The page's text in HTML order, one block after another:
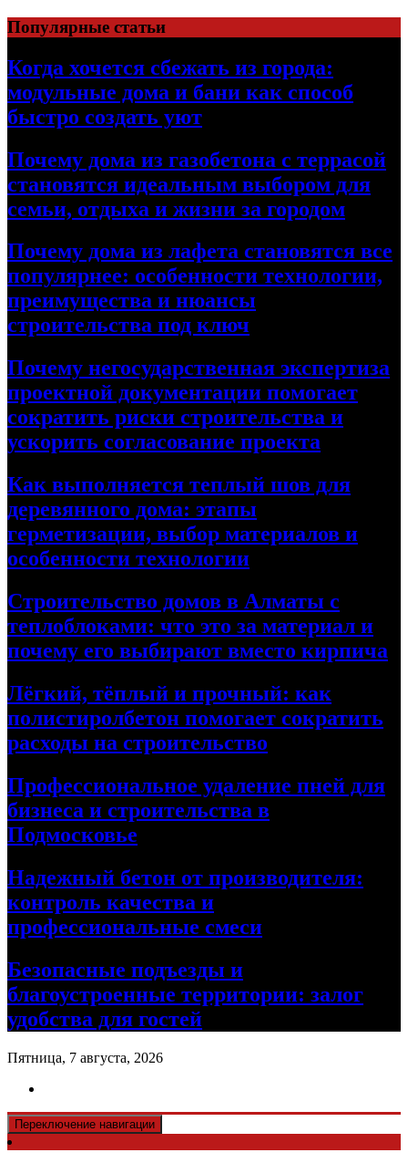
Перейти
к
содержимому
Популярные статьи
Когда хочется сбежать из города:
модульные дома и бани как способ
быстро создать уют
Почему дома из газобетона с террасой
становятся идеальным выбором для
семьи, отдыха и жизни за городом
Почему дома из лафета становятся все
популярнее: особенности технологии,
преимущества и нюансы
строительства под ключ
Почему негосударственная экспертиза
проектной документации помогает
сократить риски строительства и
ускорить согласование проекта
Как выполняется теплый шов для
деревянного дома: этапы
герметизации, выбор материалов и
особенности технологии
Строительство домов в Алматы с
теплоблоками: что это за материал и
почему его выбирают вместо кирпича
Лёгкий, тёплый и прочный: как
полистиролбетон помогает сократить
расходы на строительство
Профессиональное удаление пней для
бизнеса и строительства в
Подмосковье
Надежный бетон от производителя:
контроль качества и
профессиональные смеси
Безопасные подъезды и
благоустроенные территории: залог
удобства для гостей
Пятница, 7 августа, 2026
Переключение навигации